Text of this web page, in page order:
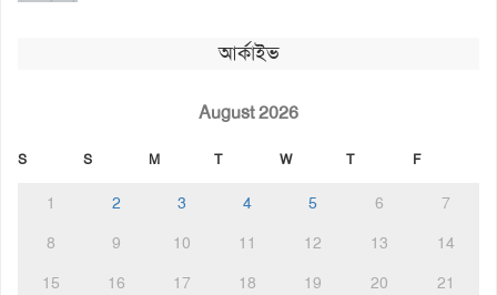
আর্কাইভ
August 2026
S S M T W T F
1 2 3 4 5 6
7
8
9 10 11 12 13
14
15
16 17 18 19 20
21